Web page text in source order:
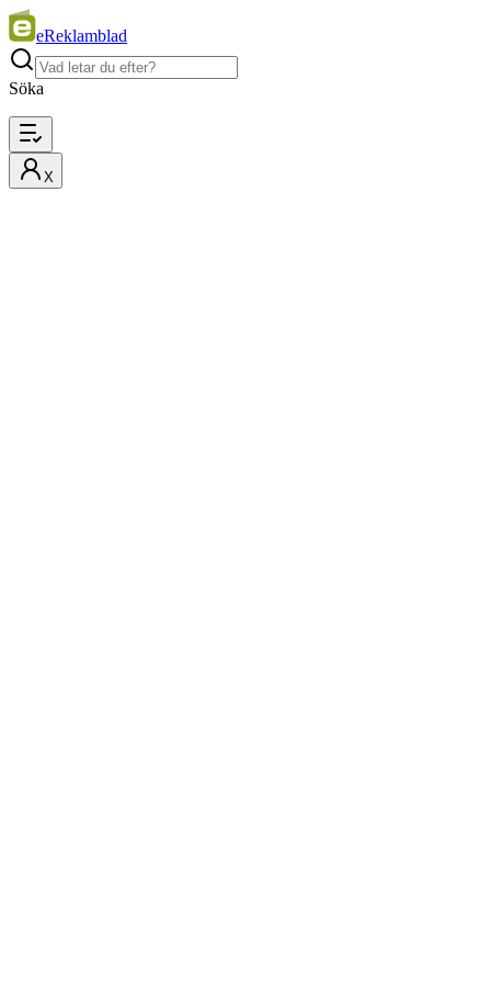
eReklamblad
Söka
X